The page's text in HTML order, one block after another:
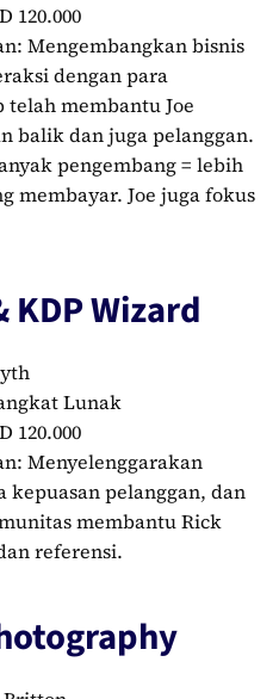
120.000
Mengembangkan bisnis
dengan para
membantu Joe
balik dan juga pelanggan.
pengembang = lebih
membayar. Joe juga fokus
KDP Wizard
Lunak
120.000
Menyelenggarakan
kepuasan pelanggan, dan
membantu Rick
referensi.